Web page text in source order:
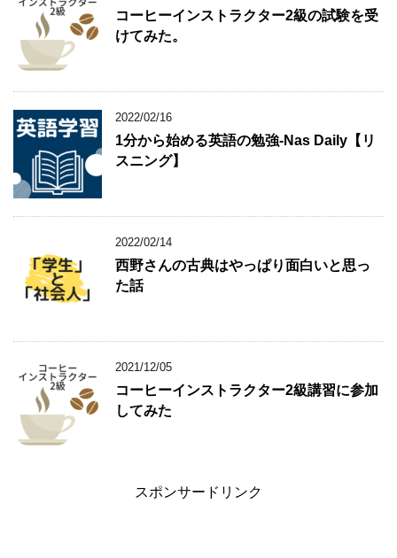
コーヒーインストラクター2級の試験を受
けてみた。
2022/02/16
1分から始める英語の勉強-Nas Daily【リ
スニング】
2022/02/14
西野さんの古典はやっぱり面白いと思っ
た話
2021/12/05
コーヒーインストラクター2級講習に参加
してみた
スポンサードリンク